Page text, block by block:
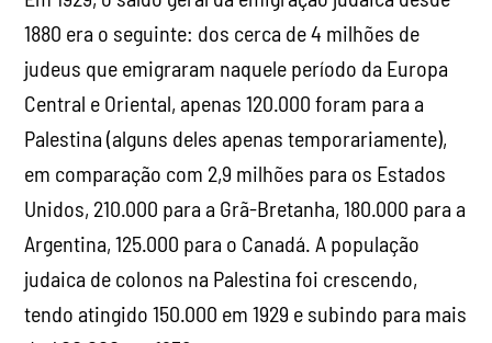
1880 era o seguinte: dos cerca de 4 milhões de
judeus que emigraram naquele período da Europa
Central e Oriental, apenas 120.000 foram para a
Palestina (alguns deles apenas temporariamente),
em comparação com 2,9 milhões para os Estados
Unidos, 210.000 para a Grã-Bretanha, 180.000 para a
Argentina, 125.000 para o Canadá. A população
judaica de colonos na Palestina foi crescendo,
tendo atingido 150.000 em 1929 e subindo para mais